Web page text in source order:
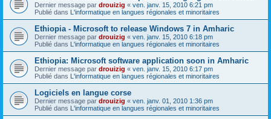
Dernier message par drouizig « ven. janv. 15, 2010 6:21 pm
Publié dans L'informatique en langues régionales et minoritaires
Ethiopia - Microsoft to release Windows 7 in Amharic
Dernier message par drouizig « ven. janv. 15, 2010 6:18 pm
Publié dans L'informatique en langues régionales et minoritaires
Ethiopia: Microsoft software application soon in Amharic
Dernier message par drouizig « ven. janv. 15, 2010 6:17 pm
Publié dans L'informatique en langues régionales et minoritaires
Logiciels en langue corse
Dernier message par drouizig « ven. janv. 01, 2010 1:36 pm
Publié dans L'informatique en langues régionales et minoritaires